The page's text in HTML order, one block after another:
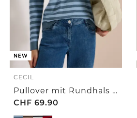
NEW
CECIL
Pullover mit Rundhals und Streifen
CHF 69.90